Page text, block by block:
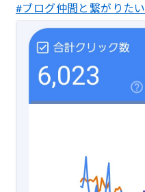
#ブログ仲間と繋がりたい